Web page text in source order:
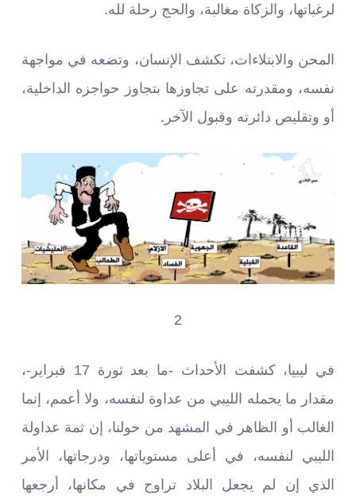
لرغباتها، والزكاة مغالبة، والحج رحلة لله.
المحن والابتلاءات، تكشف الإنسان، وتضعه في مواجهة
نفسه، ومقدرته على تجاوزها بتجاوز حواجزه الداخلية،
أو وتقليص دائرته وقبول الآخر.
2
في ليبيا، كشفت الأحداث -ما بعد ثورة 17 فبراير-،
مقدار ما يحمله الليبي من عداوة لنفسه، ولا أعمم، إنما
الغالب أو الظاهر في المشهد من حولنا، إن ثمة عداولة
الليبي لنفسه، في أعلى مستوياتها، ودرجاتها، الأمر
الذي إن لم يجعل البلاد تراوح في مكانها، أرجعها